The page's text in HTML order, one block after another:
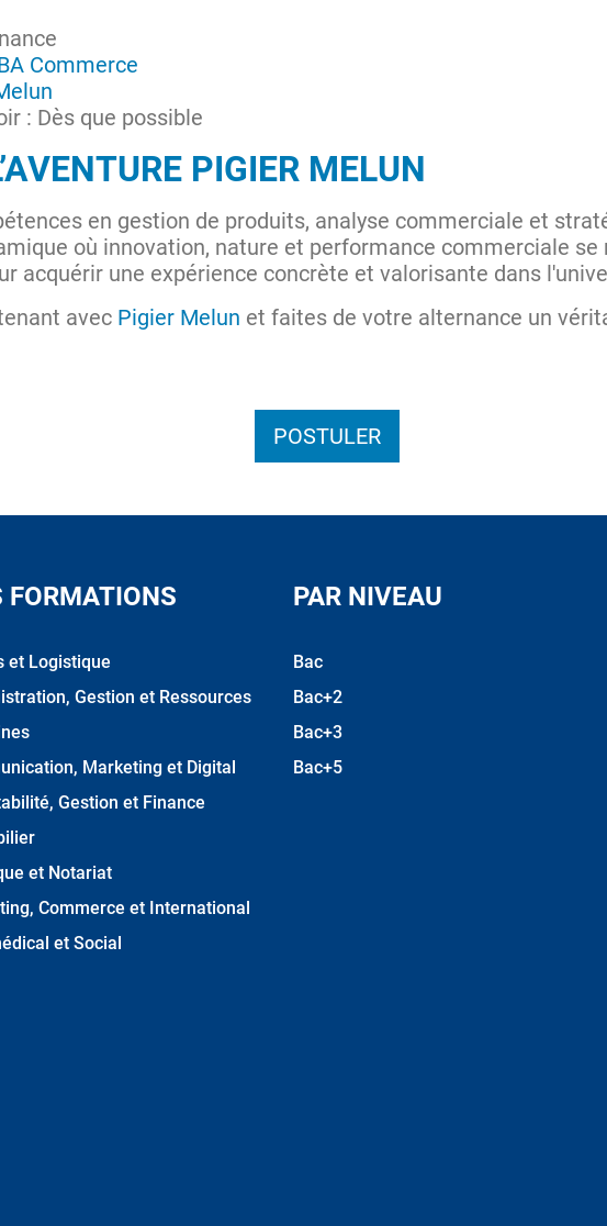
Commerce
: Dès que possible
PIGIER MELUN
en gestion de produits, analyse commerciale et
où innovation, nature et performance commerciale se
acquérir une expérience concrète et valorisante dans
avec Pigier Melun et faites de votre alternance un
POSTULER
FORMATIONS
et Logistique
Gestion et Ressources
Marketing et Digital
Gestion et Finance
et Notariat
Commerce et International
et Social
PAR NIVEAU
Bac
Bac+2
Bac+3
Bac+5